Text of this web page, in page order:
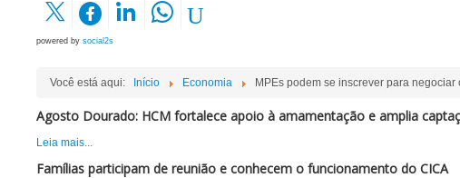
powered by social2s
Você está aqui: Início Economia MPEs podem se inscrever para
Agosto Dourado: HCM fortalece apoio à amamentação e amplia
Leia mais...
Famílias participam de reunião e conhecem o funcionamento do CICA